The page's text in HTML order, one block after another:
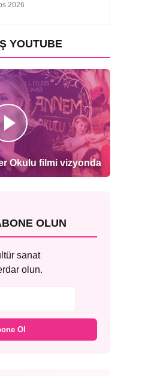
2026
YOUTUBE
Okulu filmi vizyonda
OLUN
sanat
olun.
Ol